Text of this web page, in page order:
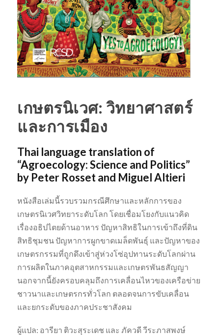
เกษตรนิเวศ: วิทยาศาสตร์
และการเมือง
Thai language translation of
“Agroecology: Science and Politics”
by Peter Rosset and Miguel Altieri
หนังสือเล่มนี้รวบรวมกรณีศึกษาและหลักการของ
เกษตรนิเวศวิทยาระดับโลก โดยเชื่อมโยงกับแนวคิด
เรื่องอธิปไตยด้านอาหาร ปัญหาสิทธิในการเข้าถึงที่ดิน
สิทธิชุมชน ปัญหาการผูกขาดเมล็ดพันธุ์ และปัญหาของ
เกษตรกรรมที่ถูกดึงเข้าสู่ห่วงโซ่อุปทานระดับโลกผ่าน
การผลิตในภาคอุตสาหกรรมและเกษตรพันธสัญญา
นอกจากนี้ยังครอบคลุมถึงการเคลื่อนไหวของเครือข่าย
ชาวนาและเกษตรกรทั่วโลก ตลอดจนการขับเคลื่อน
และยกระดับของภาคประชาสังคม
ผู้แปล: อารียา ติวะสุระเดช และ ภัควดี วีระภาสพงษ์